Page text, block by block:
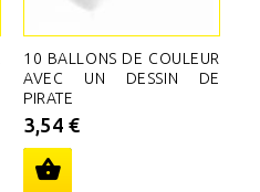
10 BALLONS DE COULEUR
AVEC UN DESSIN DE
PIRATE
3,54 €